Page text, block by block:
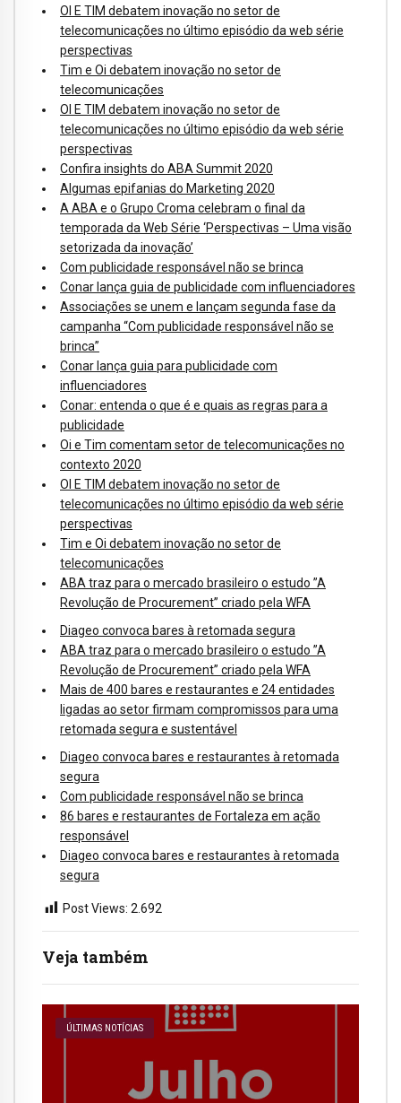
Veja também
ÚLTIMAS NOTÍCIAS
OI E TIM debatem inovação no setor de
telecomunicações no último episódio da web série
perspectivas
Tim e Oi debatem inovação no setor de
telecomunicações
OI E TIM debatem inovação no setor de
telecomunicações no último episódio da web série
perspectivas
Confira insights do ABA Summit 2020
Algumas epifanias do Marketing 2020
A ABA e o Grupo Croma celebram o final da
temporada da Web Série ‘Perspectivas – Uma visão
setorizada da inovação’
Com publicidade responsável não se brinca
Conar lança guia de publicidade com influenciadores
Associações se unem e lançam segunda fase da
campanha “Com publicidade responsável não se
brinca”
Conar lança guia para publicidade com
influenciadores
Conar: entenda o que é e quais as regras para a
publicidade
Oi e Tim comentam setor de telecomunicações no
contexto 2020
OI E TIM debatem inovação no setor de
telecomunicações no último episódio da web série
perspectivas
Tim e Oi debatem inovação no setor de
telecomunicações
ABA traz para o mercado brasileiro o estudo ”A
Revolução de Procurement” criado pela WFA
Diageo convoca bares à retomada segura
ABA traz para o mercado brasileiro o estudo ”A
Revolução de Procurement” criado pela WFA
Mais de 400 bares e restaurantes e 24 entidades
ligadas ao setor firmam compromissos para uma
retomada segura e sustentável
Diageo convoca bares e restaurantes à retomada
segura
Com publicidade responsável não se brinca
86 bares e restaurantes de Fortaleza em ação
responsável
Diageo convoca bares e restaurantes à retomada
segura
Post Views: 2.692